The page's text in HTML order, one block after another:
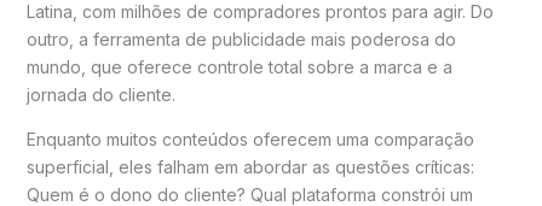
Latina, com milhões de compradores prontos para agir. Do
outro, a ferramenta de publicidade mais poderosa do
mundo, que oferece controle total sobre a marca e a
jornada do cliente.
Enquanto muitos conteúdos oferecem uma comparação
superficial, eles falham em abordar as questões críticas:
Quem é o dono do cliente? Qual plataforma constrói um